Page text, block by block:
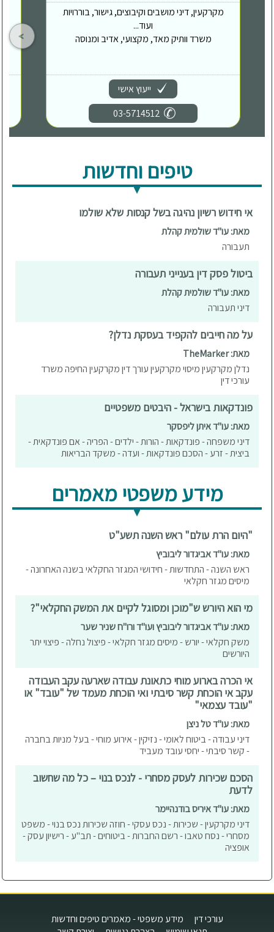
מקרקעין, דיני מושבים וקיבוצים, גישור, בוררויות
ועוד...
משרד וותיק מאד, מקצועי, אדיב ומנוסה
ייעוץ אישי
03-5714512
טיפים וחדשות
אי חידוש רשיון נהיגה בשל קנסות שלא שולמו
מאת: עו"ד שולמית קהלת
תעבורה
ביטול פסק דין בענייני תעבורה
מאת: עו"ד שולמית קהלת
דיני תעבורה
על מה חייבים להקפיד בעסקת נדלן?
מאת: TheMarker
נדלן מקרקעין מיסוי מקרקעין עורך דין מקרקעין החיפה משרד
עורכי דין
פונדקאות בישראל - היבטים משפטיים
מאת: עו"ד איתן ליפסקר
דיני משפחה - פונדקאות - הורות - ילדים - הפריה - אם פונדקאית -
ביצית - זרע - הסכם פונדקאות - ועדה - משקד הבריאות
מידע משפטי מאמרים
"היום הרת עולם" ראש השנה תשע"ט
מאת: עו"ד אביגדור ליבוביץ
ראש השנה - התחדשות - חידושי המגזר החקלאי בשנה האחרונה -
מיסים מגזר חקלאי
מי הוא היורש ש"מוכן ומסוגל לקיים את המשק החקלאי"?
מאת: עו"ד אביגדור ליבוביץ ועו"ד ורו"ח שניר שער
משק חקלאי - יורש - מיסים מגזר חקלאי - פיצול נחלה - פיצוי יתר
היורשים
אי הכרה בארוע מוחי כתאונת עבודה שארעה עקב העבודה
עקב אי הוכחת קשר סיבתי ואי הוכחת מעמד של "עובד" או
"עובד עצמאי"
מאת: עו"ד טל ניצן
דיני עבודה - ביטוח לאומי - נזיקין - אירוע מוחי - בעל מניות בחברה
- קשר סיבתי - יחסי עובד מעביד
הסכם שכירות לעסק מסחרי - לנכס בנוי – כל מה שחשוב
לדעת
מאת: עו"ד איריס בודנהיימר
דיני מקרקעין - שכירות - נכס עסקי - חוזה שכירות נכס בנוי - משפט
מסחרי - נסח טאבו - רשם החברות - ביטוחים - תב"ע - רישיון עסק -
אופציה
עורכי דין
מידע משפטי - מאמרים טיפים וחדשות